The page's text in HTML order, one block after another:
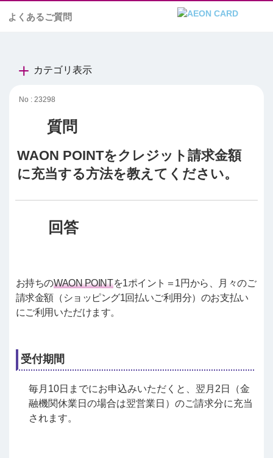
よくあるご質問
カテゴリ表示
No : 23298
WAON POINTをクレジット請求金額
に充当する方法を教えてください。
お持ちのWAON POINTを1ポイント＝1円から、月々のご
請求金額（ショッピング1回払いご利用分）のお支払い
にご利用いただけます。
受付期間
毎月10日までにお申込みいただくと、翌月2日（金
融機関休業日の場合は翌営業日）のご請求分に充当
されます。